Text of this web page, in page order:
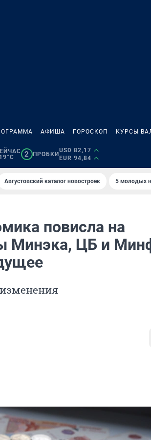
АФИША ГОРОСКОП КУРСЫ
2 ПРОБКИ
USD 82,17
EUR 94,84
Августовский каталог новостроек 5 молодых
повисла на
Минэка, ЦБ и